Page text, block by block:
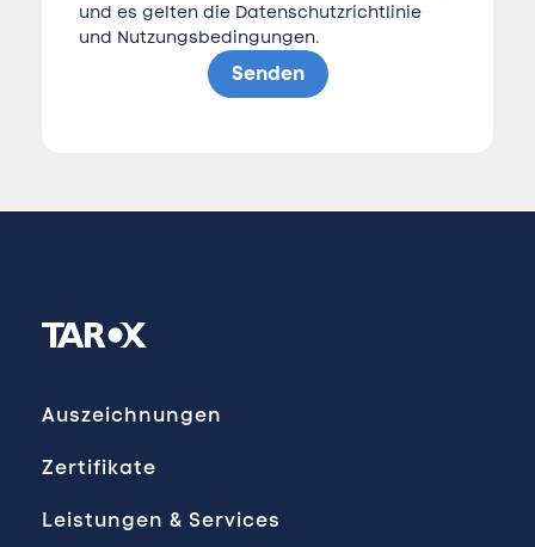
und es gelten die Datenschutzrichtlinie
und Nutzungsbedingungen.
Senden
Auszeichnungen
Zertifikate
Leistungen & Services